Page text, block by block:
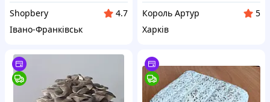
Shopbery
4.7
Івано-Франківськ
Король Артур
5
Харків